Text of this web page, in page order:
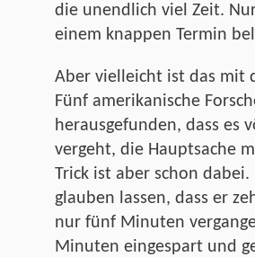
die unendlich viel Zeit.
einem knappen Termin
Aber vielleicht ist das mit
Fünf amerikanische
herausgefunden, dass es
vergeht, die Hauptsache
Trick ist aber schon
glauben lassen, dass er
nur fünf Minuten
Minuten eingespart und